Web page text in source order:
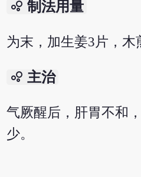
bubble_chart 制法用量
为末，加生姜3片，木
bubble_chart 主治
气厥醒后，肝胃不和
少。